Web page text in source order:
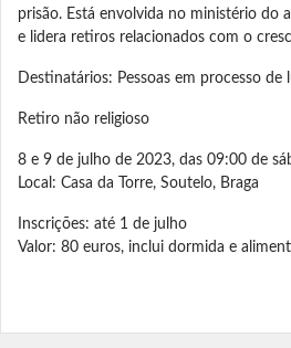
prisão. Está envolvida no ministério do
e lidera retiros relacionados com o
Destinatários: Pessoas em processo de
Retiro não religioso
8 e 9 de julho de 2023, das 09:00 de
Local: Casa da Torre, Soutelo, Braga
Inscrições: até 1 de julho
Valor: 80 euros, inclui dormida e